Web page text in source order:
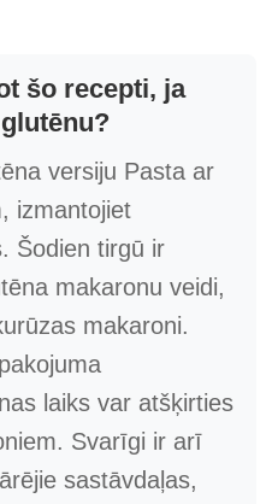
šo recepti, ja
versiju Pasta ar
izmantojiet
Šodien tirgū ir
makaronu veidi,
makaroni.
laiks var atšķirties
Svarīgi ir arī
sastāvdaļas,